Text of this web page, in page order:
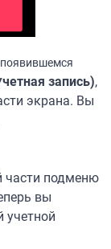
четная запись),
экрана. Вы
части подменю
вы
учетной